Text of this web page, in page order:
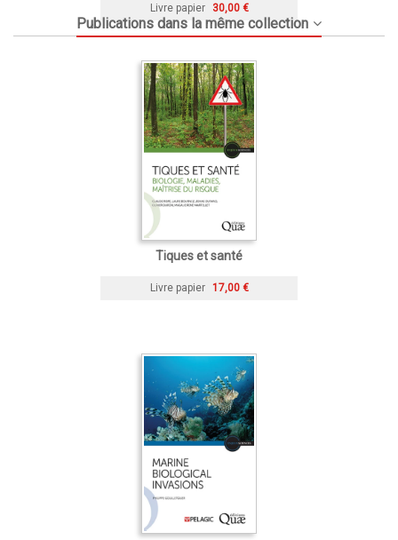
Livre papier 30,00 €
Publications dans la même collection
Tiques et santé
Livre papier 17,00 €